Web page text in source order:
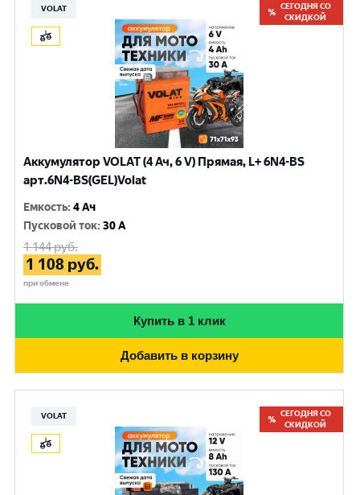
VOLAT
СЕГОДНЯ СО
СКИДКОЙ
Аккумулятор VOLAT (4 Ач, 6 V) Прямая, L+ 6N4-BS
арт.6N4-BS(GEL)Volat
Емкость:4 Ач
Пусковой ток:30 A
1 144руб.
1 108 руб.
при обмене
Купить в 1 клик
Добавить в корзину
VOLAT
СЕГОДНЯ СО
СКИДКОЙ